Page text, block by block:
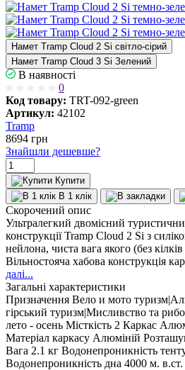
Намет Tramp Cloud 2 Si світло-сірий
Намет Tramp Cloud 3 Si Зелений
В наявності
0
Код товару: TRT-092-green
Артикул: 42102
Tramp
8694 грн
Знайшли дешевше?
Купити
В 1 клік
Скорочений опис
Ультралегкий двомісний
конструкції Tramp Cloud 2 Si з
нейлона, чиста вага якого (без
Вільностояча хабова конструкція
далі...
Загальні характеристики
Призначення Вело и мото
гірський туризм|Мисливство та
лето - осень Місткість 2 Каркас
Матеріал каркасу Алюміній
Вага 2.1 кг Водонепроникність
Водонепроникність дна 4000 м. в.ст.